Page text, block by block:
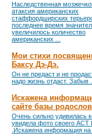
Наследственная
атаксия американских
стаффордширских
последнее время
увеличилось количество
американских ...
Мои стихи
Баксу Дэ-Дэ.
Он не предаст и не
надо жизнь отдаст. Забыв ...
Искажена
сайте базы
Очень сильно удивилась
увидела фото своего АСТ
.Искажена информация на